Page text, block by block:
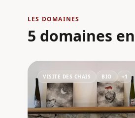
LES DOMAINES
5 domaines
VISITE DES CHAIS BIO +1